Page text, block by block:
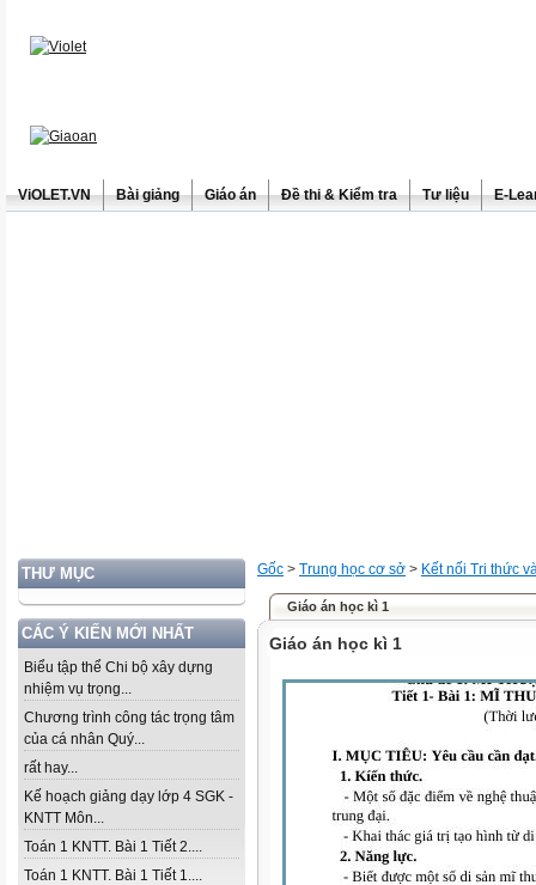
ViOLET.VN Bài giảng Giáo án Đề thi & Kiểm tra Tư liệu E-
THƯ MỤC
CÁC Ý KIẾN MỚI NHẤT
Biểu tập thể Chi bộ xây dựng
nhiệm vụ trọng...
Chương trình công tác trọng tâm
của cá nhân Quý...
rất hay...
Kế hoạch giảng dạy lớp 4 SGK -
KNTT Môn...
Toán 1 KNTT. Bài 1 Tiết 2....
Toán 1 KNTT. Bài 1 Tiết 1....
Gốc > Trung học cơ sở > Kết nối Tri thức
Giáo án học kì 1
Giáo án học kì 1